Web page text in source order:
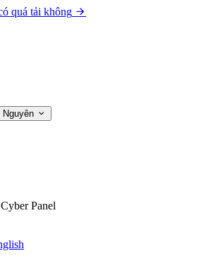
quá tải không
Nguyên
Panel